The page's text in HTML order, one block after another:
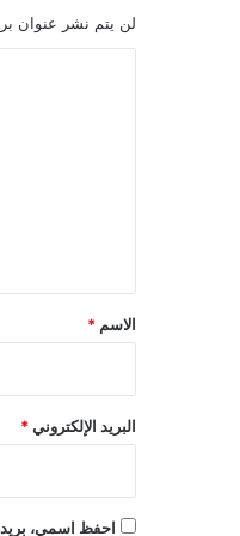
لن يتم نشر عنوان
*
الاسم *
البريد الإلكتروني *
احفظ اسمي،